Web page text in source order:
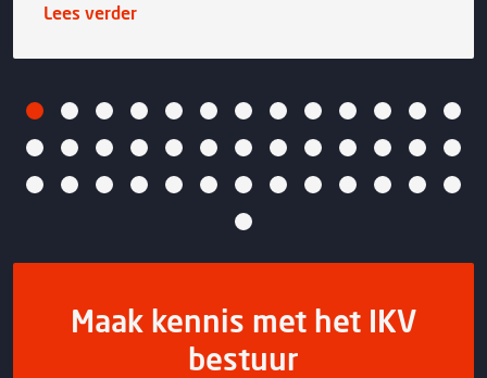
Lees verder
Maak kennis met het IKV
bestuur